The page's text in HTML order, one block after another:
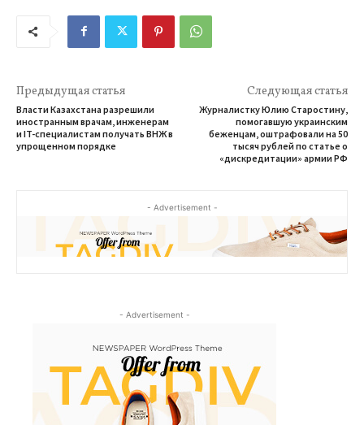
Предыдущая статья
Власти Казахстана разрешили
иностранным врачам, инженерам
и IT-специалистам получать ВНЖ в
упрощенном порядке
Следующая статья
Журналистку Юлию Старостину,
помогавшую украинским
беженцам, оштрафовали на 50
тысяч рублей по статье о
«дискредитации» армии РФ
- Advertisement -
- Advertisement -